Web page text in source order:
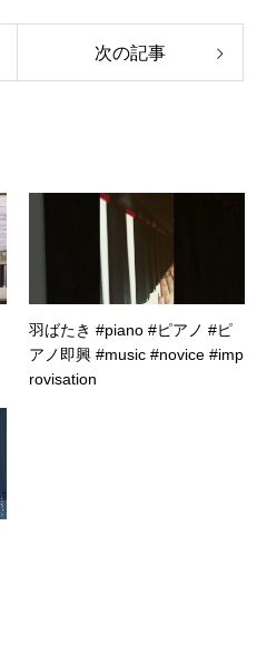
次の記事
羽ばたき #piano #ピアノ #ピ
アノ即興 #music #novice #imp
rovisation